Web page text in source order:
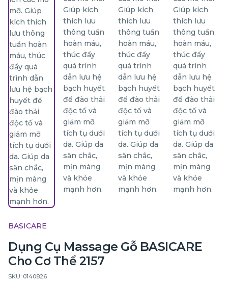
BASICARE
Dụng Cụ Massage Gỗ BASICARE
Cho Cơ Thể 2157
SKU: 0140826